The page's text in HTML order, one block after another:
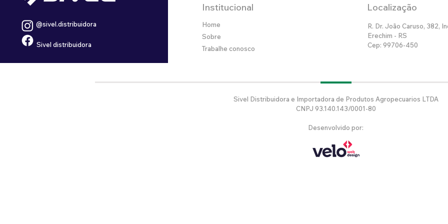
@sivel.distribuidora
Sivel distribuidora
Institucional
Home
Sobre
Trabalhe conosco
Localização
R. Dr. João Caruso, 382,
Erechim - RS
Cep: 99706-450
Sivel Distribuidora e Importadora de Produtos Agropecuarios LTDA
CNPJ 93.140.143/0001-80
Desenvolvido por: